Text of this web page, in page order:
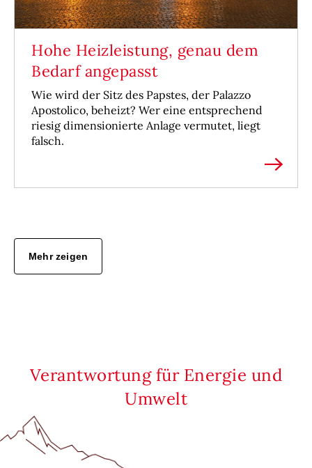
Hohe Heizleistung, genau dem
Bedarf angepasst
Wie wird der Sitz des Papstes, der Palazzo
Apostolico, beheizt? Wer eine entsprechend
riesig dimensionierte Anlage vermutet, liegt
falsch.
Mehr zeigen
Verantwortung für Energie und
Umwelt